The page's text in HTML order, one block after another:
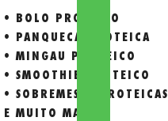
• BOLO PROTEICO​
• PANQUECA PROTEICA
• MINGAU PROTEICO
• SMOOTHIE PROTEICO
• SOBREMESAS PROTEICAS
E MUITO MAIS...